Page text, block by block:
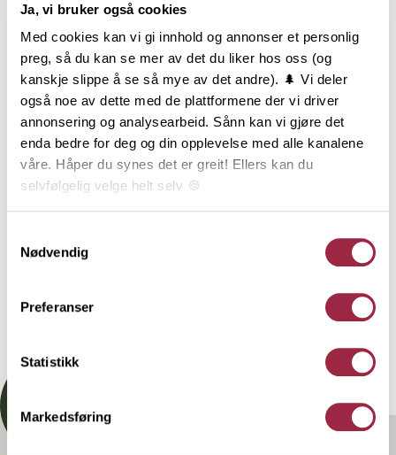
Ja, vi bruker også cookies
Med cookies kan vi gi innhold og annonser et personlig
preg, så du kan se mer av det du liker hos oss (og
kanskje slippe å se så mye av det andre). 🌲 Vi deler
også noe av dette med de plattformene der vi driver
annonsering og analysearbeid. Sånn kan vi gjøre det
enda bedre for deg og din opplevelse med alle kanalene
våre. Håper du synes det er greit! Ellers kan du
selvfølgelig velge helt selv 🍪
Nødvendig
Preferanser
Statistikk
Markedsføring
gjeldende standard for styrkesortering. Varen er
lengdekappet i intervaller, høvlet på alle 4 sider og
har avrundede eller fasede kanter.
Konstruksjonsvirke er CE og NS-merket og
underlagt 3-part kontroll. Styrkeklassen C30 brukes i
hovedsak til produksjon av takstoler. Tekniske
konstruksjoner må beregnes iht. norske standarder
og utføres av kvalifisert personell. Denne varen er
produsert i Norge av PEFC-sertifisert tømmer fra
av karbon er dokumentert gjennom EPD og